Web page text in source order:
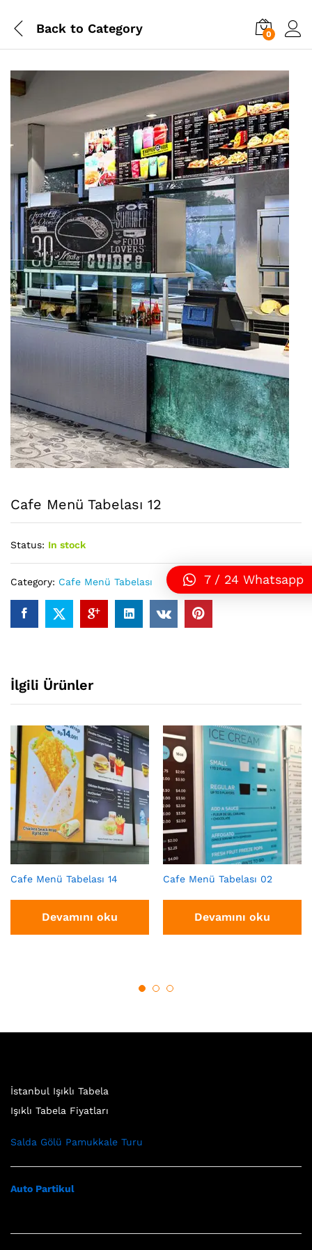
Back to Category 0
Cafe Menü Tabelası 12
Status: In stock
Category: Cafe Menü Tabelası
İlgili Ürünler
Cafe Menü Tabelası 14
Devamını oku
Cafe Menü Tabelası 02
Devamını oku
İstanbul Işıklı Tabela
Işıklı Tabela Fiyatları
Salda Gölü Pamukkale Turu
Auto Partikul
7 / 24 Whatsapp